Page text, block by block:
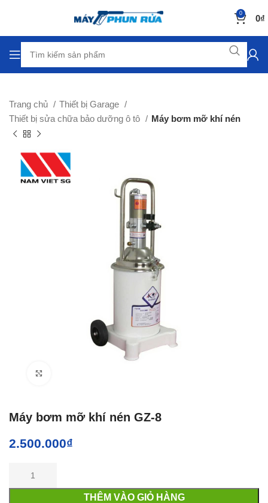
0 0₫
Trang chủ
Thiết bị Garage
Thiết bị sửa chữa bảo dưỡng ô tô
Máy bơm mỡ khí nén
Máy bơm mỡ khí nén GZ-8
2.500.000₫
THÊM VÀO GIỎ HÀNG